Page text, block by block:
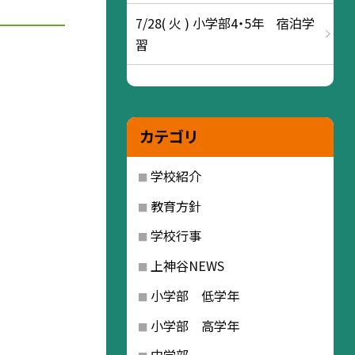
7/28( 火 ) 小学部4・5年 宿泊学
習
カテゴリ
学校紹介
教育方針
学校行事
上神谷NEWS
小学部 低学年
小学部 高学年